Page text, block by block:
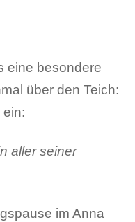
eine besondere
über den Teich:
aller seiner
im Anna